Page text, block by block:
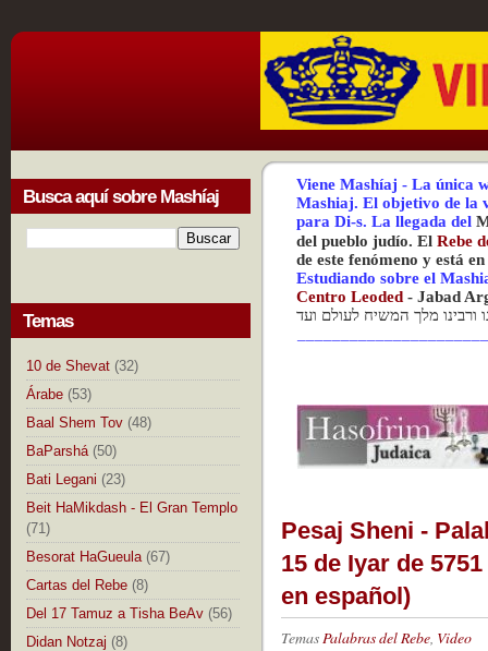
Busca aquí sobre Mashíaj
Temas
10 de Shevat (32)
Árabe (53)
Baal Shem Tov (48)
BaParshá (50)
Bati Legani (23)
Beit HaMikdash - El Gran Templo
(71)
Besorat HaGueula (67)
Cartas del Rebe (8)
Del 17 Tamuz a Tisha BeAv (56)
Didan Notzaj (8)
Viene Mashíaj - La única
Mashiaj. El objetivo de la
para Di-s. La llegada del
del pueblo judío. El Rebe
de este fenómeno y está
Estudiando sobre el
Centro Leoded - Jabad
ורבינו מלך המשיח לעולם ועד
Pesaj Sheni -
15 de Iyar de
en español)
TemasPalabras del Rebe, Video